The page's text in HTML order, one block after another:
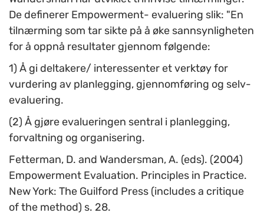
De definerer Empowerment- evaluering slik: "En
tilnærming som tar sikte på å øke sannsynligheten
for å oppnå resultater gjennom følgende:
1) Å gi deltakere/ interessenter et verktøy for
vurdering av planlegging, gjennomføring og selv-
evaluering.
(2) Å gjøre evalueringen sentral i planlegging,
forvaltning og organisering.
Fetterman, D. and Wandersman, A. (eds). (2004)
Empowerment Evaluation. Principles in Practice.
New York: The Guilford Press (includes a critique
of the method) s. 28.